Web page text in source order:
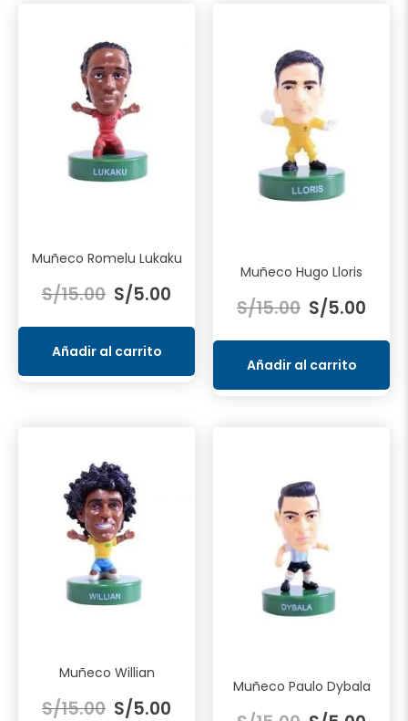
Muñeco Romelu Lukaku
S/15.00 precio
original
era:
S/15.00.
S/5.00
actual
S/5.00.
Añadir al carrito
Muñeco Hugo Lloris
S/15.00 precio
original
era:
S/15.00.
S/5.00
S/
Añadir al carrito
Muñeco Willian
S/15.00 precio
S/5.00
Muñeco Paulo Dybala